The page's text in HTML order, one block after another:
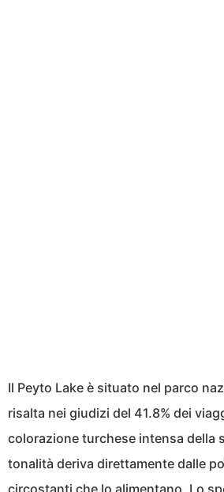
Il Peyto Lake è situato nel parco
risalta nei giudizi del 41.8% dei
colorazione turchese intensa della
tonalità deriva direttamente dalle
circostanti che lo alimentano. Lo